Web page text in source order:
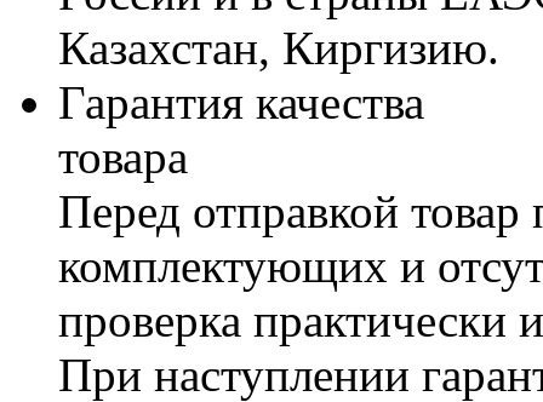
Казахстан, Киргизию.
Гарантия качества
товара
Перед отправкой товар
комплектующих и
проверка практически
При наступлении